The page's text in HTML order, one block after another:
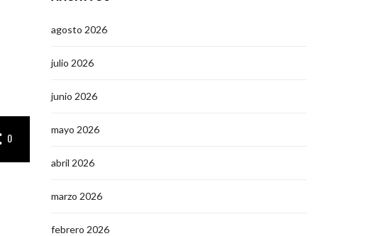
0
agosto 2026
julio 2026
junio 2026
mayo 2026
abril 2026
marzo 2026
febrero 2026